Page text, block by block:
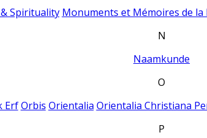
Spirituality Monuments et Mémoires de la
N
Naamkunde
O
Erf Orbis Orientalia Orientalia Christiana
P